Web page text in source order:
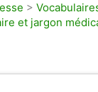
>
et jargon